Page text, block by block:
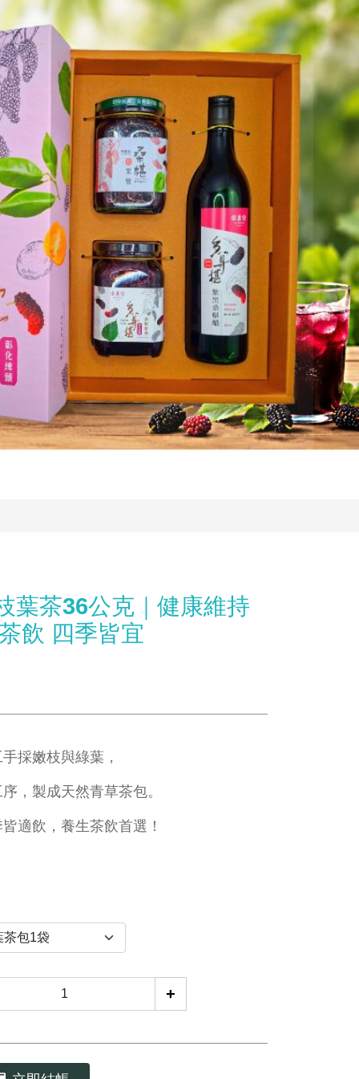
葉茶36公克｜健康維持
飲 四季皆宜
採嫩枝與綠葉，
，製成天然青草茶包。
適飲，養生茶飲首選！
+